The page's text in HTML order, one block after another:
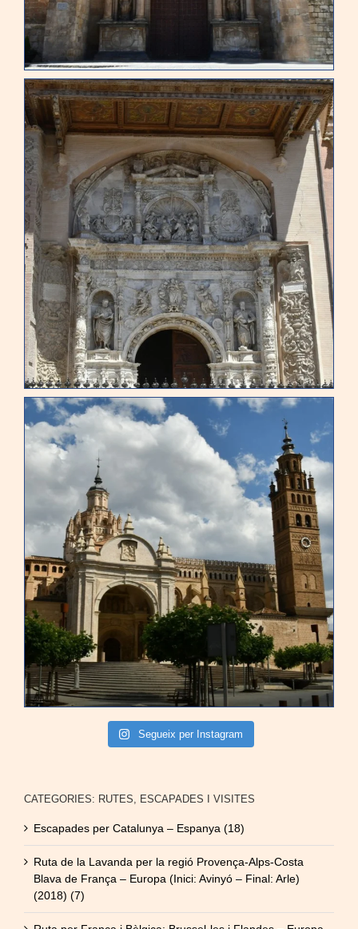
Segueix per Instagram
CATEGORIES: RUTES, ESCAPADES I VISITES
Escapades per Catalunya – Espanya (18)
Ruta de la Lavanda per la regió Provença-Alps-Costa
Blava de França – Europa (Inici: Avinyó – Final: Arle)
(2018) (7)